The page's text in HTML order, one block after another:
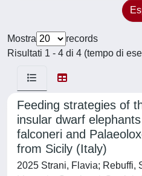
Mostra
records
Risultati 1 - 4 di 4 (tempo di
Feeding strategies of
insular dwarf
falconeri and
from Sicily (Italy)
2025 Strani, Flavia; Rebuffi,